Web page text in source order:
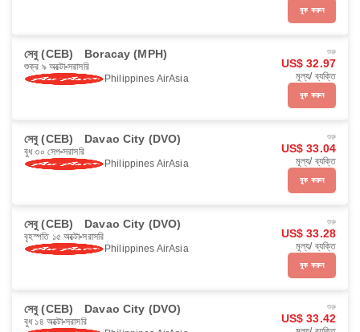
বুক করুন
সেবু (CEB) Boracay (MPH)
শুক্র ৯ অক্টো সরাসরি
Philippines AirAsia
শুরু
US$ 32.97
মূল্য/ ব্যক্তি
বুক করুন
সেবু (CEB) Davao City (DVO)
বুধ ৩০ সেপ সরাসরি
Philippines AirAsia
শুরু
US$ 33.04
মূল্য/ ব্যক্তি
বুক করুন
সেবু (CEB) Davao City (DVO)
বৃহস্পতি ১৫ অক্টো সরাসরি
Philippines AirAsia
শুরু
US$ 33.28
মূল্য/ ব্যক্তি
বুক করুন
সেবু (CEB) Davao City (DVO)
বুধ ১৪ অক্টো সরাসরি
শুরু
US$ 33.42